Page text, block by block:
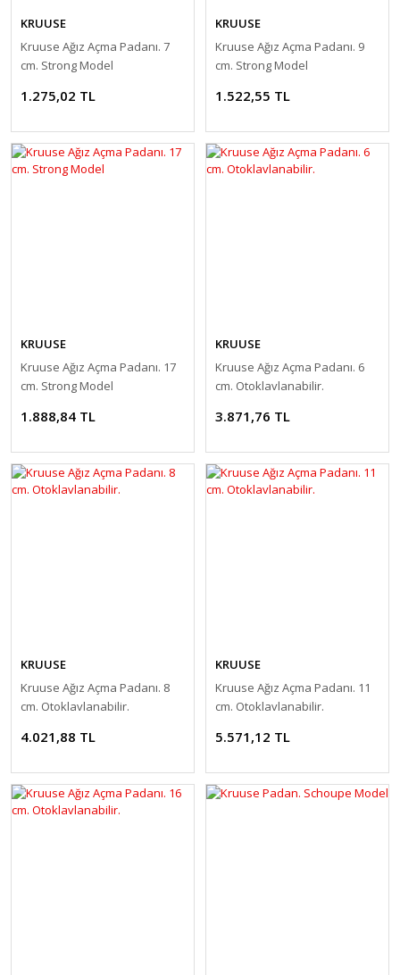
KRUUSE
Kruuse Ağız Açma Padanı. 7
cm. Strong Model
1.275,02 TL
KRUUSE
Kruuse Ağız Açma Padanı. 9
cm. Strong Model
1.522,55 TL
KRUUSE
Kruuse Ağız Açma Padanı. 17
cm. Strong Model
1.888,84 TL
KRUUSE
Kruuse Ağız Açma Padanı. 6
cm. Otoklavlanabilir.
3.871,76 TL
KRUUSE
Kruuse Ağız Açma Padanı. 8
cm. Otoklavlanabilir.
4.021,88 TL
KRUUSE
Kruuse Ağız Açma Padanı. 11
cm. Otoklavlanabilir.
5.571,12 TL